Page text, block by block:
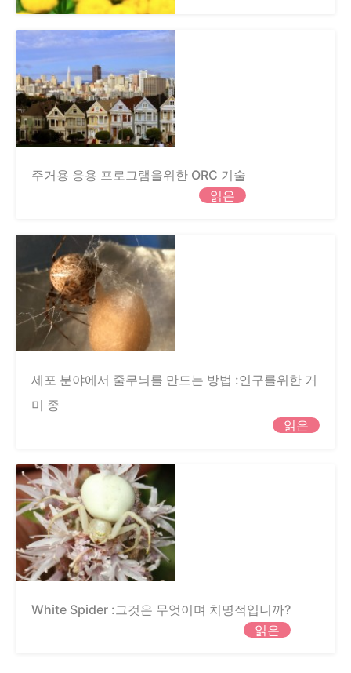
주거용 응용 프로그램을위한 ORC 기술
읽은
세포 분야에서 줄무늬를 만드는 방법 :연구를위한 거
미 종
읽은
White Spider :그것은 무엇이며 치명적입니까?
읽은